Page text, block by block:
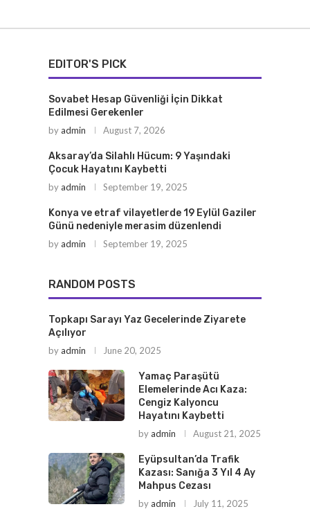
EDITOR'S PICK
Sovabet Hesap Güvenliği İçin Dikkat
Edilmesi Gerekenler
byadmin August 7, 2026
Aksaray’da Silahlı Hücum: 9 Yaşındaki
Çocuk Hayatını Kaybetti
byadmin September 19, 2025
Konya ve etraf vilayetlerde 19 Eylül Gaziler
Günü nedeniyle merasim düzenlendi
byadmin September 19, 2025
RANDOM POSTS
Topkapı Sarayı Yaz Gecelerinde Ziyarete
Açılıyor
byadmin June 20, 2025
Yamaç Paraşütü
Elemelerinde Acı Kaza:
Cengiz Kalyoncu
Hayatını Kaybetti
byadmin August 21, 2025
Eyüpsultan’da Trafik
Kazası: Sanığa 3 Yıl 4 Ay
Mahpus Cezası
byadmin July 11, 2025